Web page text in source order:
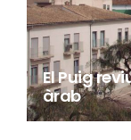
El Puig
àrab